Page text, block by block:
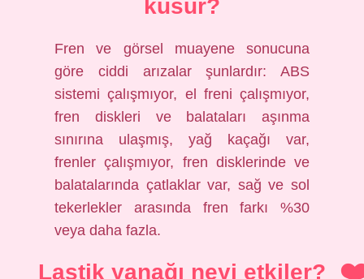
kusur?
Fren ve görsel muayene sonucuna
göre ciddi arızalar şunlardır: ABS
sistemi çalışmıyor, el freni çalışmıyor,
fren diskleri ve balataları aşınma
sınırına ulaşmış, yağ kaçağı var,
frenler çalışmıyor, fren disklerinde ve
balatalarında çatlaklar var, sağ ve sol
tekerlekler arasında fren farkı %30
veya daha fazla.
Lastik yanağı neyi etkiler?